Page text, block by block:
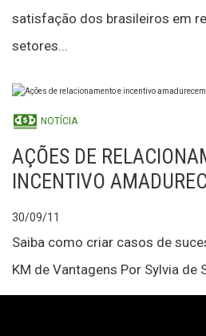
satisfação dos brasileiros em
setores...
NOTÍCIA
AÇÕES DE
INCENTIVO
30/09/11
Saiba como criar casos de
KM de Vantagens Por Sylvia de